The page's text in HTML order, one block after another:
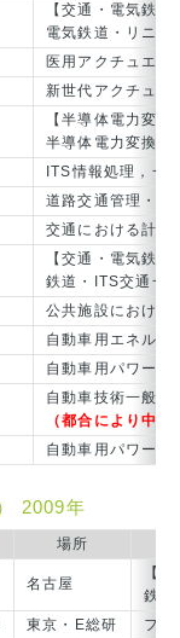
【交通・電気鉄
電気鉄道・リニア
医用アクチュエ
新世代アクチュエ
【半導体電力変
半導体電力変換一
ITS情報処理，一
道路交通管理・情
交通における計測
【交通・電気鉄
鉄道・ITS交通一
公共施設における
自動車用エネルギ
自動車用パワーエ
自動車技術一般
（都合により中
自動車用パワーエ
2009年
場所
名古屋
【
鉄道
東京・E総研
フィ